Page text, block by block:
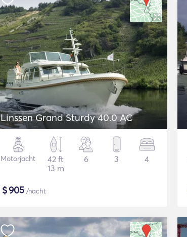
Linssen Grand Sturdy 40.0 AC
Motorjacht
42 ft
13 m
6 3 4
$905 /nacht